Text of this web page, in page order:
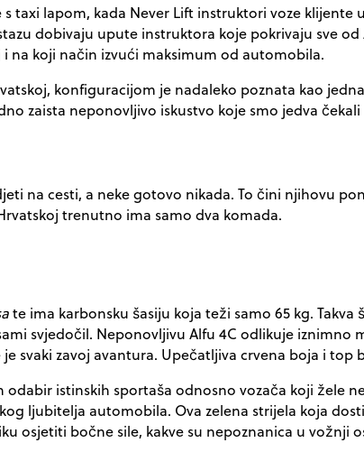
taxi lapom, kada Never Lift instruktori voze klijente
dobivaju upute instruktora koje pokrivaju sve
na koji način izvući maksimum od automobila.
konfiguracijom je nadaleko poznata kao
zaista neponovljivo iskustvo koje smo jedva
na cesti, a neke gotovo nikada. To čini njihovu
trenutno ima samo dva komada.
te ima karbonsku šasiju koja teži samo 65 kg.
svjedočil. Neponovljivu Alfu 4C odlikuje
svaki zavoj avantura. Upečatljiva crvena boja i
odabir istinskih sportaša odnosno vozača koji žele
ljubitelja automobila. Ova zelena strijela koja
osjetiti bočne sile, kakve su nepoznanica u vožnji